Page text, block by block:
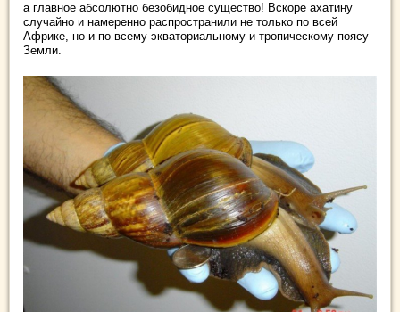
а главное абсолютно безобидное существо! Вскоре ахатину
случайно и намеренно распространили не только по всей
Африке, но и по всему экваториальному и тропическому поясу
Земли.